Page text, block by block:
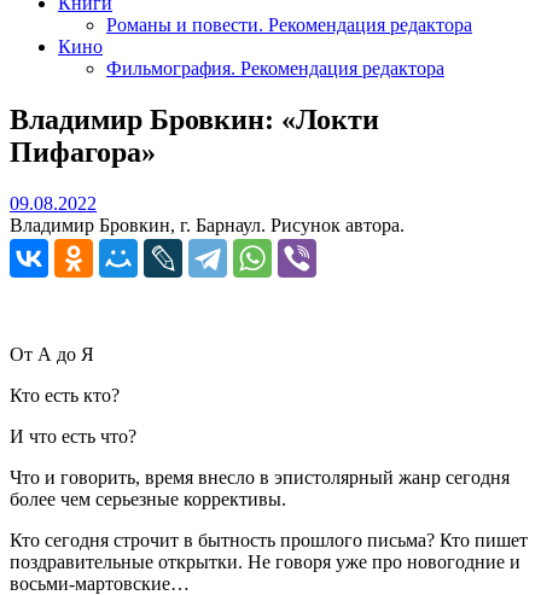
Романы и повести. Рекомендация редактора
Кино
Фильмография. Рекомендация редактора
Владимир Бровкин: «Локти
Пифагора»
09.08.2022
Владимир Бровкин, г. Барнаул. Рисунок автора.
От А до Я
Кто есть кто?
И что есть что?
Что и говорить, время внесло в эпистолярный жанр сегодня
более чем серьезные коррективы.
Кто сегодня строчит в бытность прошлого письма? Кто пишет
поздравительные открытки. Не говоря уже про новогодние и
восьми-мартовские…